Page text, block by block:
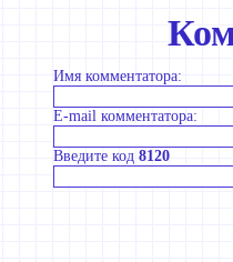
Имя комментатора:
E-mail комментатора:
Введите код 8120